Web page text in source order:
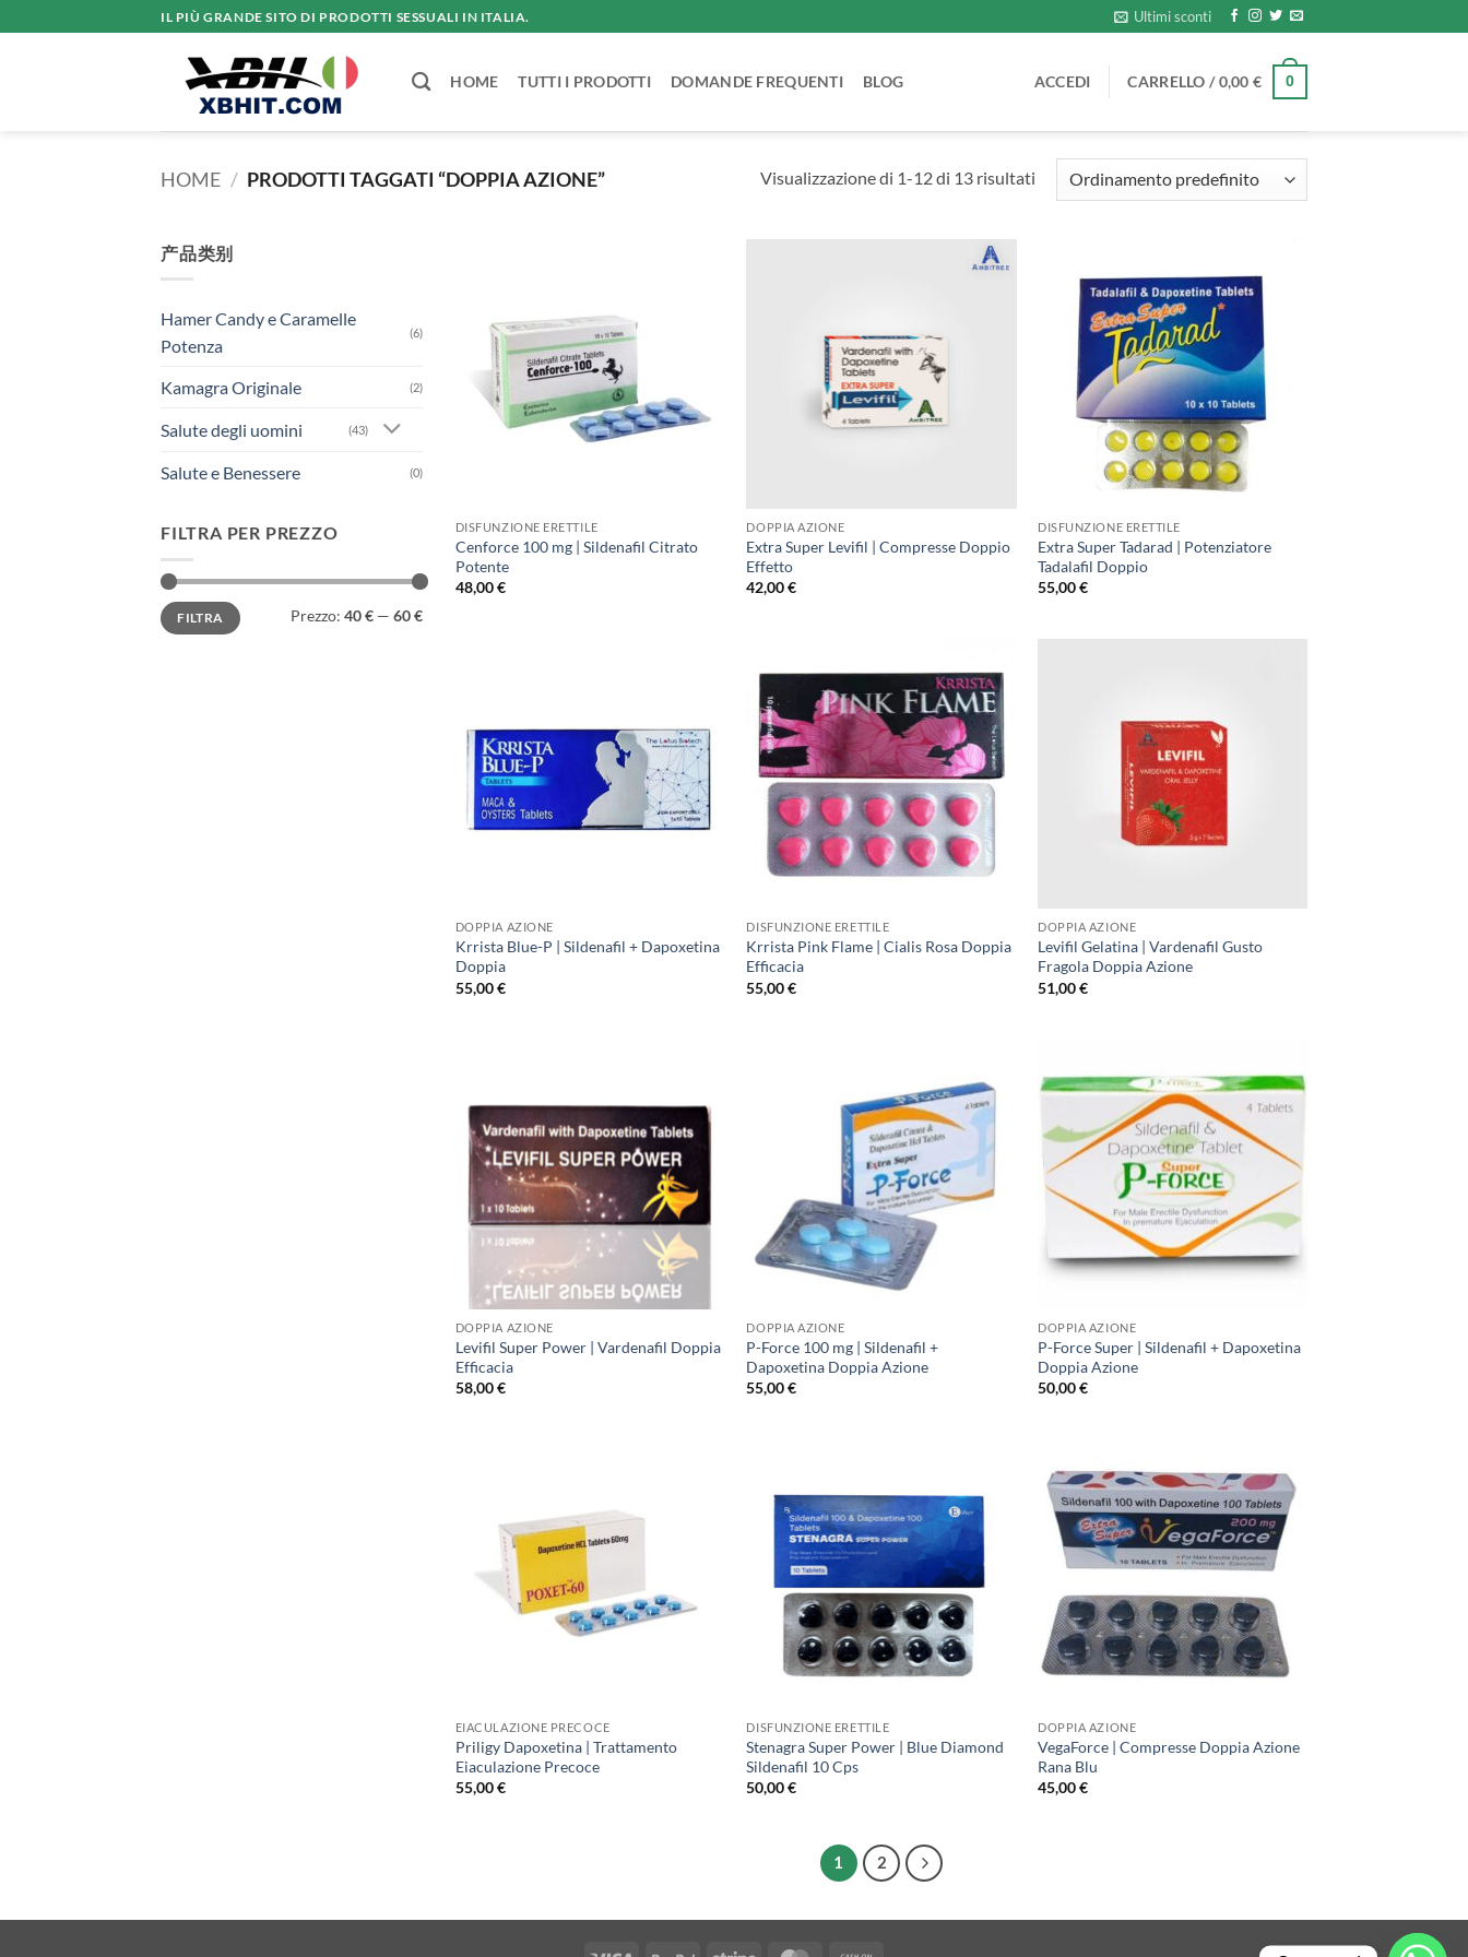
ai
IL PIÙ GRANDE SITO DI PRODOTTI SESSUALI IN ITALIA. Ultimi sconti
HOME TUTTI I PRODOTTI DOMANDE FREQUENTI BLOG ACCEDI CARRELLO /0,00€ 0
HOME / PRODOTTI TAGGATI “DOPPIA AZIONE” Visualizzazione di 1-12 di 13 risultati
产品类别
Hamer Candy e Caramelle
Potenza
(6)
Kamagra Originale (2)
Salute degli uomini (43)
Salute e Benessere (0)
FILTRA PER PREZZO
Prezzo
Min
Prezzo
MaxFILTRA Prezzo: 40 € — 60 €
DISFUNZIONE ERETTILE
Cenforce 100 mg | Sildenafil Citrato
Potente
48,00€
DOPPIA AZIONE
Extra Super Levifil | Compresse Doppio
Effetto
42,00€
DISFUNZIONE ERETTILE
Extra Super Tadarad | Potenziatore
Tadalafil Doppio
55,00€
DOPPIA AZIONE
Krrista Blue-P | Sildenafil + Dapoxetina
Doppia
55,00€
DISFUNZIONE ERETTILE
Krrista Pink Flame | Cialis Rosa Doppia
Efficacia
55,00€
DOPPIA AZIONE
Levifil Gelatina | Vardenafil Gusto
Fragola Doppia Azione
51,00€
DOPPIA AZIONE
Levifil Super Power | Vardenafil Doppia
Efficacia
58,00€
DOPPIA AZIONE
P-Force 100 mg | Sildenafil +
Dapoxetina Doppia Azione
55,00€
DOPPIA AZIONE
P-Force Super | Sildenafil + Dapoxetina
Doppia Azione
50,00€
EIACULAZIONE PRECOCE
Priligy Dapoxetina | Trattamento
Eiaculazione Precoce
55,00€
DISFUNZIONE ERETTILE
Stenagra Super Power | Blue Diamond
Sildenafil 10 Cps
50,00€
DOPPIA AZIONE
VegaForce | Compresse Doppia Azione
Rana Blu
45,00€
1 2